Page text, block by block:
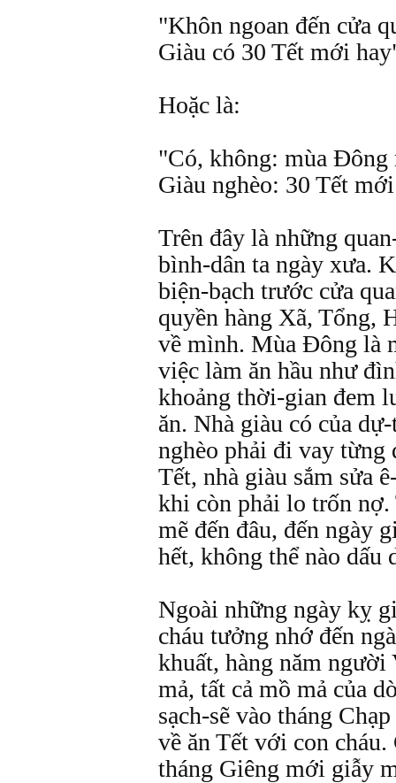
"Khôn ngoan đến cửa
Giàu có 30 Tết mới
Hoặc là:
"Có, không: mùa
Giàu nghèo: 30 Tết
Trên đây là những
bình-dân ta ngày xưa.
biện-bạch trước cửa
quyền hàng Xã, Tổng,
về mình. Mùa Đông là
việc làm ăn hầu như
khoảng thời-gian đem
ăn. Nhà giàu có của
nghèo phải đi vay từng
Tết, nhà giàu sắm sửa
khi còn phải lo trốn nợ.
mẽ đến đâu, đến ngày
hết, không thể nào dấu
Ngoài những ngày kỵ
cháu tưởng nhớ đến
khuất, hàng năm người
mả, tất cả mồ mả của
sạch-sẽ vào tháng
về ăn Tết với con
tháng Giêng mới giẫy